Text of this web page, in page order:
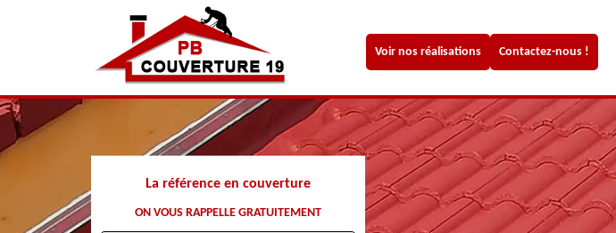
Voir nos réalisations Contactez-nous !
La référence en couverture
ON VOUS RAPPELLE GRATUITEMENT